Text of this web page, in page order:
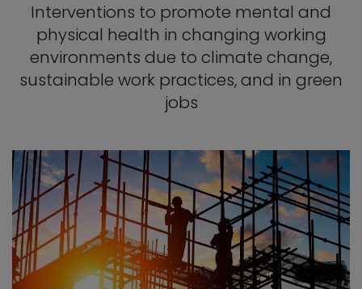
Interventions to promote mental and
physical health in changing working
environments due to climate change,
sustainable work practices, and in green
jobs